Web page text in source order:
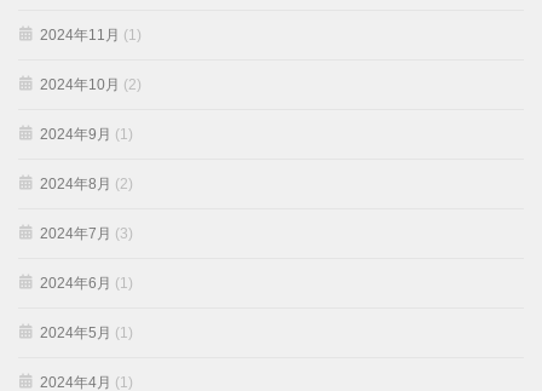
2024年11月 (1)
2024年10月 (2)
2024年9月 (1)
2024年8月 (2)
2024年7月 (3)
2024年6月 (1)
2024年5月 (1)
2024年4月 (1)